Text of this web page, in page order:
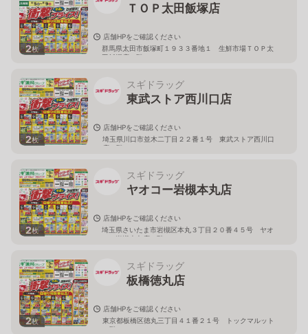
2枚
ＴＯＰ太田飯塚店
店舗HPをご確認ください
群馬県太田市飯塚町１９３３番地１ 生鮮市場ＴＯＰ太
田飯塚店１階
2枚
スギドラッグ
東武ストア西川口店
店舗HPをご確認ください
埼玉県川口市並木二丁目２２番１号 東武ストア西川口
店２階
2枚
スギドラッグ
ヤオコー岩槻本丸店
店舗HPをご確認ください
埼玉県さいたま市岩槻区本丸３丁目２０番４５号 ヤオ
コー岩槻本丸店２階
2枚
スギドラッグ
板橋徳丸店
店舗HPをご確認ください
東京都板橋区徳丸三丁目４１番２１号 トックマルット
１階